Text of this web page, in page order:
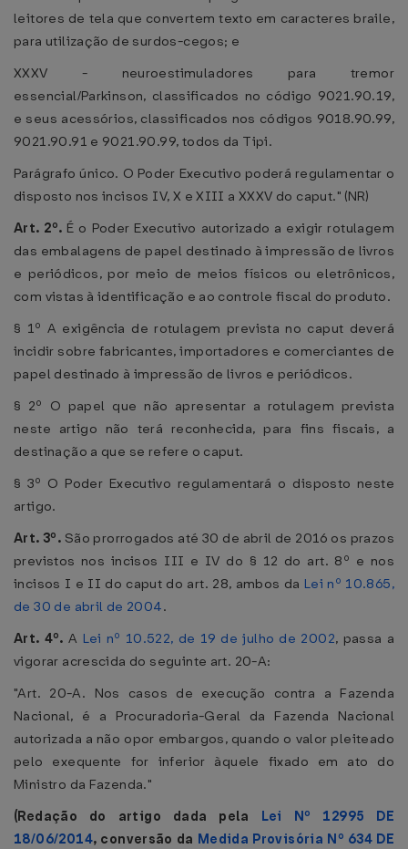
leitores de tela que convertem texto em caracteres braile,
para utilização de surdos-cegos; e
XXXV - neuroestimuladores para tremor
essencial/Parkinson, classificados no código 9021.90.19,
e seus acessórios, classificados nos códigos 9018.90.99,
9021.90.91 e 9021.90.99, todos da Tipi.
Parágrafo único. O Poder Executivo poderá regulamentar o
disposto nos incisos IV, X e XIII a XXXV do caput." (NR)
Art. 2º. É o Poder Executivo autorizado a exigir rotulagem
das embalagens de papel destinado à impressão de livros
e periódicos, por meio de meios físicos ou eletrônicos,
com vistas à identificação e ao controle fiscal do produto.
§ 1º A exigência de rotulagem prevista no caput deverá
incidir sobre fabricantes, importadores e comerciantes de
papel destinado à impressão de livros e periódicos.
§ 2º O papel que não apresentar a rotulagem prevista
neste artigo não terá reconhecida, para fins fiscais, a
destinação a que se refere o caput.
§ 3º O Poder Executivo regulamentará o disposto neste
artigo.
Art. 3º. São prorrogados até 30 de abril de 2016 os prazos
previstos nos incisos III e IV do § 12 do art. 8º e nos
incisos I e II do caput do art. 28, ambos da Lei nº 10.865,
de 30 de abril de 2004.
Art. 4º. A Lei nº 10.522, de 19 de julho de 2002, passa a
vigorar acrescida do seguinte art. 20-A:
"Art. 20-A. Nos casos de execução contra a Fazenda
Nacional, é a Procuradoria-Geral da Fazenda Nacional
autorizada a não opor embargos, quando o valor pleiteado
pelo exequente for inferior àquele fixado em ato do
Ministro da Fazenda."
(Redação do artigo dada pela Lei Nº 12995 DE
18/06/2014, conversão da Medida Provisória Nº 634 DE